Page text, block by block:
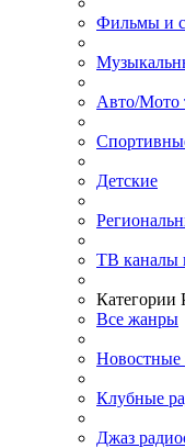
Фильмы и
Авто/Мото
Детские
ТВ каналы
Категории
Все жанры
Новостные
Клубные
Джаз